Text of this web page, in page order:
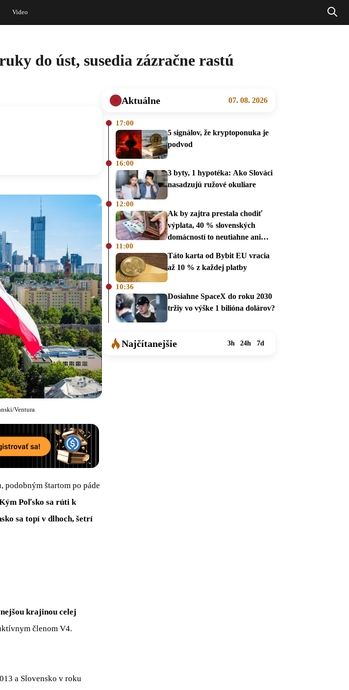
Video
do úst, susedia zázračne rastú
Ventura
štartom po páde
Poľsko sa rúti k
sa topí v dlhoch, šetrí
krajinou celej
členom V4.
a Slovensko v roku
Aktuálne 07. 08. 2026
17:00
5 signálov, že kryptoponuka je
podvod
16:00
3 byty, 1 hypotéka: Ako Slováci
nasadzujú ružové okuliare
12:00
Ak by zajtra prestala chodiť
výplata, 40 % slovenských
domácností to neutiahne ani
11:00
Táto karta od Bybit EU vracia
až 10 % z každej platby
10:36
Dosiahne SpaceX do roku 2030
tržiy vo výške 1 bilióna dolárov?
Najčítanejšie 3h 24h 7d